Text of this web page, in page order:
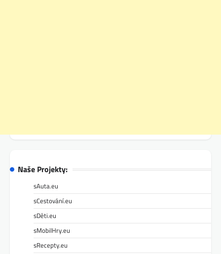
Naše Projekty:
sAuta.eu
sCestování.eu
sDěti.eu
sMobilHry.eu
sRecepty.eu